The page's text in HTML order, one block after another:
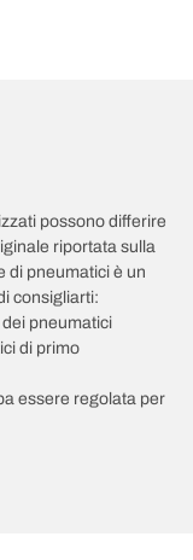
possono differire
riportata sulla
di pneumatici è un
consigliarti:
dei pneumatici
di primo
essere regolata per